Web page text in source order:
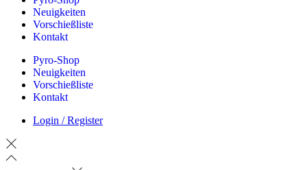
Neuigkeiten
Vorschießliste
Kontakt
Pyro-Shop
Neuigkeiten
Vorschießliste
Kontakt
Login / Register